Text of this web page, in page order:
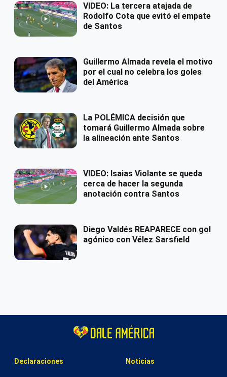
VIDEO: La tercera atajada de
Rodolfo Cota que evitó el empate
de Santos
Guillermo Almada revela el motivo
por el cual no celebra los goles
del América
La POLÉMICA decisión que
tomará Guillermo Almada sobre
la alineación ante Santos
VIDEO: Isaias Violante se queda
cerca de hacer la segunda
anotación contra Santos
Diego Valdés REAPARECE con gol
agónico con Vélez Sarsfield
Declaraciones Noticias